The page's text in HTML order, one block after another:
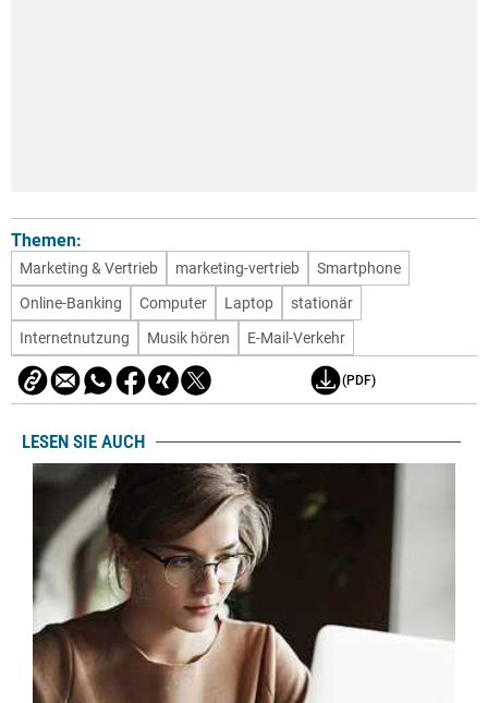
Themen:
Marketing & Vertrieb marketing-vertrieb
Smartphone
Online-Banking
Computer Laptop
stationär
Internetnutzung
Musik hören E-Mail-Verkehr
(PDF)
LESEN SIE AUCH